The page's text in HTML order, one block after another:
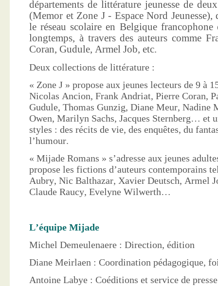
départements de littérature jeunesse de
(Memor et Zone J - Espace Nord
le réseau scolaire en Belgique francophone
longtemps, à travers des auteurs comme
Coran, Gudule, Armel Job, etc.
Deux collections de littérature :
« Zone J » propose aux jeunes lecteurs de 9 à
Nicolas Ancion, Frank Andriat, Pierre Coran,
Gudule, Thomas Gunzig, Diane Meur, Nadine
Owen, Marilyn Sachs, Jacques Sternberg… et
styles : des récits de vie, des enquêtes, du
l’humour.
« Mijade Romans » s’adresse aux jeunes
propose les fictions d’auteurs contemporains
Aubry, Nic Balthazar, Xavier Deutsch, Armel
Claude Raucy, Evelyne Wilwerth…
L’équipe Mijade
Michel Demeulenaere : Direction, édition
Diane Meirlaen : Coordination pédagogique,
Antoine Labye : Coéditions et service de